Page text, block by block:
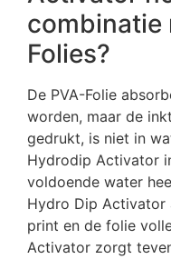
combinatie
Folies?
De PVA-Folie
worden, maar de
gedrukt, is niet in
Hydrodip Activator
voldoende water
Hydro Dip Activator
print en de folie
Activator zorgt